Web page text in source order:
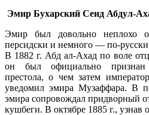
Эмир Бухарский Сеид Абдул-
Эмир был довольно неплохо
персидски и немного — по-
В 1882 г. Абд ал-Ахад по воле
он был официально признан
престола, о чем затем
уведомил эмира Музаффара. В
эмира сопровождал придворный
кушбеги. В октябре 1885 г.,